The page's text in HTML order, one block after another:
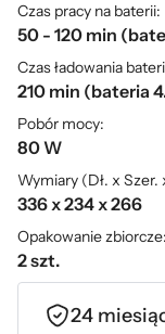
Czas pracy na baterii:
50 - 120 min
Czas ładowania
210 min (bateria
Pobór mocy:
80 W
Wymiary (Dł. x Szer.
336 x 234 x 266
Opakowanie zbiorcze:
2 szt.
24